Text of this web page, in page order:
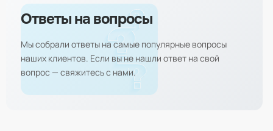
Ответы на вопросы
Мы собрали ответы на самые популярные вопросы
наших клиентов. Если вы не нашли ответ на свой
вопрос — свяжитесь с нами.